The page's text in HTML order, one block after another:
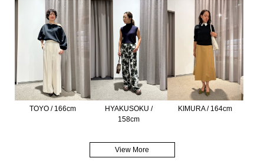
TOYO / 166cm
HYAKUSOKU /
158cm
KIMURA / 164cm
View More